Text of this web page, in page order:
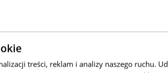
treści, reklam i analizy naszego ruchu.